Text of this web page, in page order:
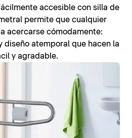
accesible con silla de
permite que cualquier
acercarse cómodamente:
diseño atemporal que hacen la
y agradable.